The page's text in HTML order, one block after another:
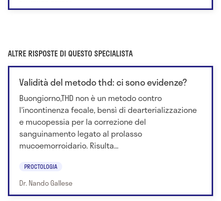
ALTRE RISPOSTE DI QUESTO SPECIALISTA
Validità del metodo thd: ci sono evidenze?
Buongiorno,THD non è un metodo contro
l'incontinenza fecale, bensì di dearterializzazione
e mucopessia per la correzione del
sanguinamento legato al prolasso
mucoemorroidario. Risulta...
PROCTOLOGIA
Dr. Nando Gallese